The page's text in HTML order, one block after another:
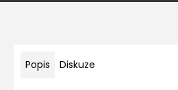
Popis Diskuze